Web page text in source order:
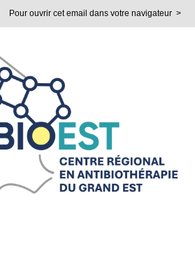
Pour ouvrir cet email dans votre navigateur >